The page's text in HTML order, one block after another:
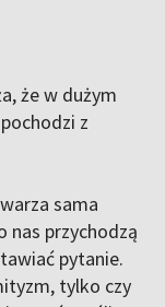
że w dużym
z
sama
nas przychodzą
pytanie.
tylko czy